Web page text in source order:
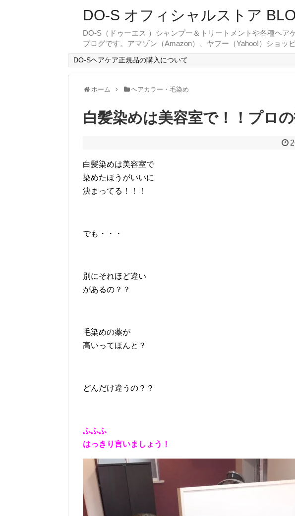
DO-S オフィシャルストア
DO-S（ドゥーエス ）シャンプー＆トリートメントや各種ヘ
ブログです。アマゾン（Amazon）、ヤフー（Yahoo!）ショッ
DO-Sヘアケア正規品の購入について
ホーム ヘアカラー・毛染め
白髪染めは美容室で！！プロ
白髪染めは美容室で
染めたほうがいいに
決まってる！！！
でも・・・
別にそれほど違い
があるの？？
毛染めの薬が
高いってほんと？
どんだけ違うの？？
ふふふ
はっきり言いましょう！